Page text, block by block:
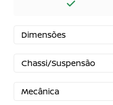
Dimensões
Chassi/Suspensão
Mecânica